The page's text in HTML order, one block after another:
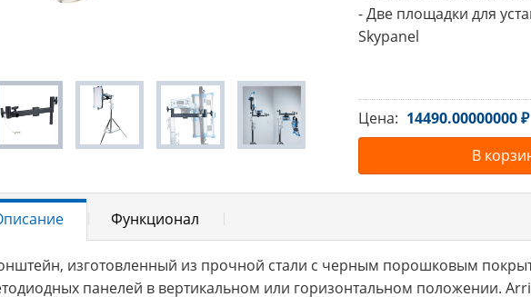
- Две площадки для
Skypanel
Цена: 14490.00000000 ₽
В
Функционал
изготовленный из прочной стали с черным порошковым
панелей в вертикальном или горизонтальном положении.